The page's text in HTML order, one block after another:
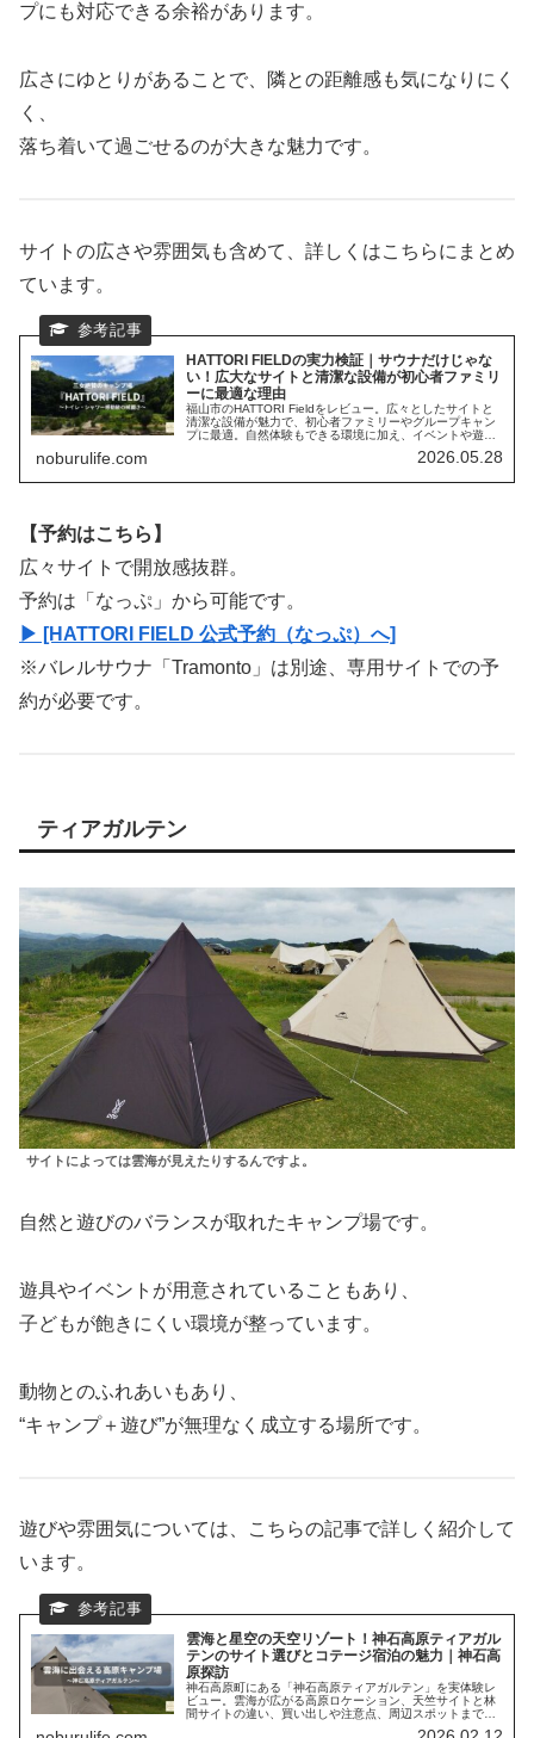
プにも対応できる余裕があります。
広さにゆとりがあることで、隣との距離感も気になりにく
く、
落ち着いて過ごせるのが大きな魅力です。
サイトの広さや雰囲気も含めて、詳しくはこちらにまとめ
ています。
HATTORI FIELDの実力検証｜サウナだけじゃな
い！広大なサイトと清潔な設備が初心者ファミリ
ーに最適な理由
福山市のHATTORI Fieldをレビュー。広々としたサイトと
清潔な設備が魅力で、初心者ファミリーやグループキャン
プに最適。自然体験もできる環境に加え、イベントや遊び
noburulife.com 2026.05.28
【予約はこちら】
広々サイトで開放感抜群。
予約は「なっぷ」から可能です。
▶ [HATTORI FIELD 公式予約（なっぷ）へ]
※バレルサウナ「Tramonto」は別途、専用サイトでの予
約が必要です。
ティアガルテン
サイトによっては雲海が見えたりするんですよ。
自然と遊びのバランスが取れたキャンプ場です。
遊具やイベントが用意されていることもあり、
子どもが飽きにくい環境が整っています。
動物とのふれあいもあり、
“キャンプ＋遊び”が無理なく成立する場所です。
遊びや雰囲気については、こちらの記事で詳しく紹介して
います。
雲海と星空の天空リゾート！神石高原ティアガル
テンのサイト選びとコテージ宿泊の魅力｜神石高
原探訪
神石高原町にある「神石高原ティアガルテン」を実体験レ
ビュー。雲海が広がる高原ロケーション、天竺サイトと林
間サイトの違い、買い出しや注意点、周辺スポットまで、